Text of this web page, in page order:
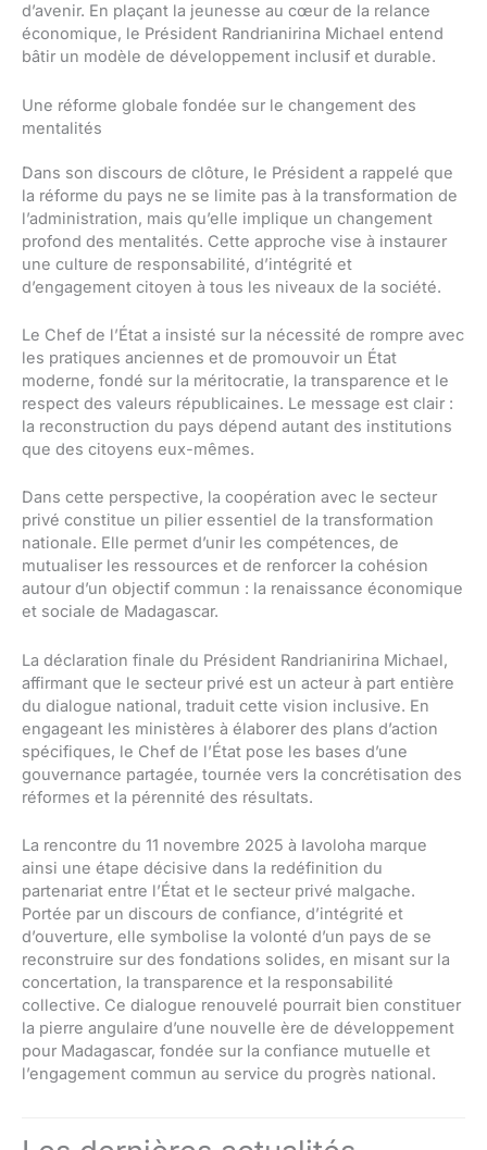
d’avenir. En plaçant la jeunesse au cœur de la relance
économique, le Président Randrianirina Michael entend
bâtir un modèle de développement inclusif et durable.
Une réforme globale fondée sur le changement des
mentalités
Dans son discours de clôture, le Président a rappelé que
la réforme du pays ne se limite pas à la transformation de
l’administration, mais qu’elle implique un changement
profond des mentalités. Cette approche vise à instaurer
une culture de responsabilité, d’intégrité et
d’engagement citoyen à tous les niveaux de la société.
Le Chef de l’État a insisté sur la nécessité de rompre avec
les pratiques anciennes et de promouvoir un État
moderne, fondé sur la méritocratie, la transparence et le
respect des valeurs républicaines. Le message est clair :
la reconstruction du pays dépend autant des institutions
que des citoyens eux-mêmes.
Dans cette perspective, la coopération avec le secteur
privé constitue un pilier essentiel de la transformation
nationale. Elle permet d’unir les compétences, de
mutualiser les ressources et de renforcer la cohésion
autour d’un objectif commun : la renaissance économique
et sociale de Madagascar.
La déclaration finale du Président Randrianirina Michael,
affirmant que le secteur privé est un acteur à part entière
du dialogue national, traduit cette vision inclusive. En
engageant les ministères à élaborer des plans d’action
spécifiques, le Chef de l’État pose les bases d’une
gouvernance partagée, tournée vers la concrétisation des
réformes et la pérennité des résultats.
La rencontre du 11 novembre 2025 à Iavoloha marque
ainsi une étape décisive dans la redéfinition du
partenariat entre l’État et le secteur privé malgache.
Portée par un discours de confiance, d’intégrité et
d’ouverture, elle symbolise la volonté d’un pays de se
reconstruire sur des fondations solides, en misant sur la
concertation, la transparence et la responsabilité
collective. Ce dialogue renouvelé pourrait bien constituer
la pierre angulaire d’une nouvelle ère de développement
pour Madagascar, fondée sur la confiance mutuelle et
l’engagement commun au service du progrès national.